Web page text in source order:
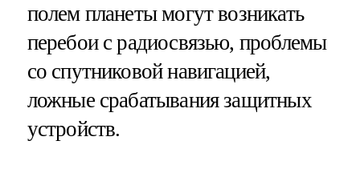
полем планеты могут возникать
перебои с радиосвязью, проблемы
со спутниковой навигацией,
ложные срабатывания защитных
устройств.